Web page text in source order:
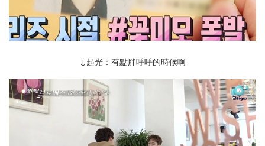
↓起光：有點胖呼呼的時候啊